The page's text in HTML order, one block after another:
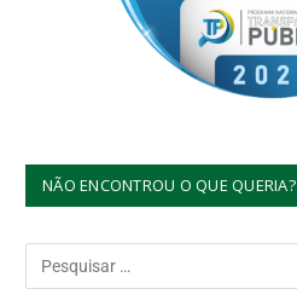
NÃO ENCONTROU O QUE QUERIA?